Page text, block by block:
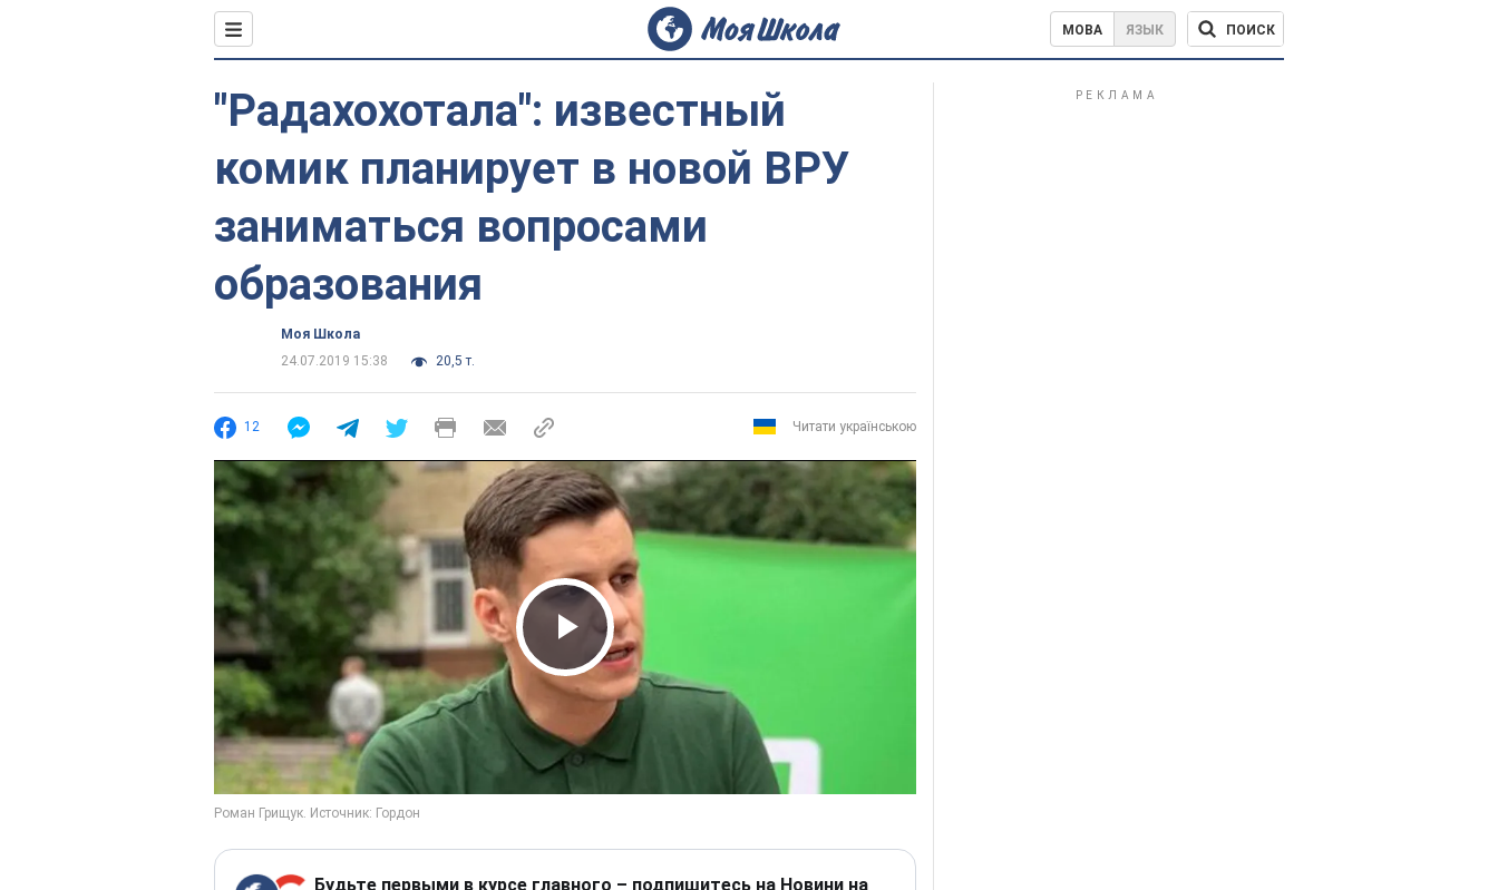
МОВА ЯЗЫК ПОИСК
"Радахохотала": известный
комик планирует в новой ВРУ
заниматься вопросами
образования
Моя Школа
24.07.2019 15:38
20,5 т.
12 Читати українською
Play Video
Будьте первыми в курсе главного – подпишитесь на Новини на